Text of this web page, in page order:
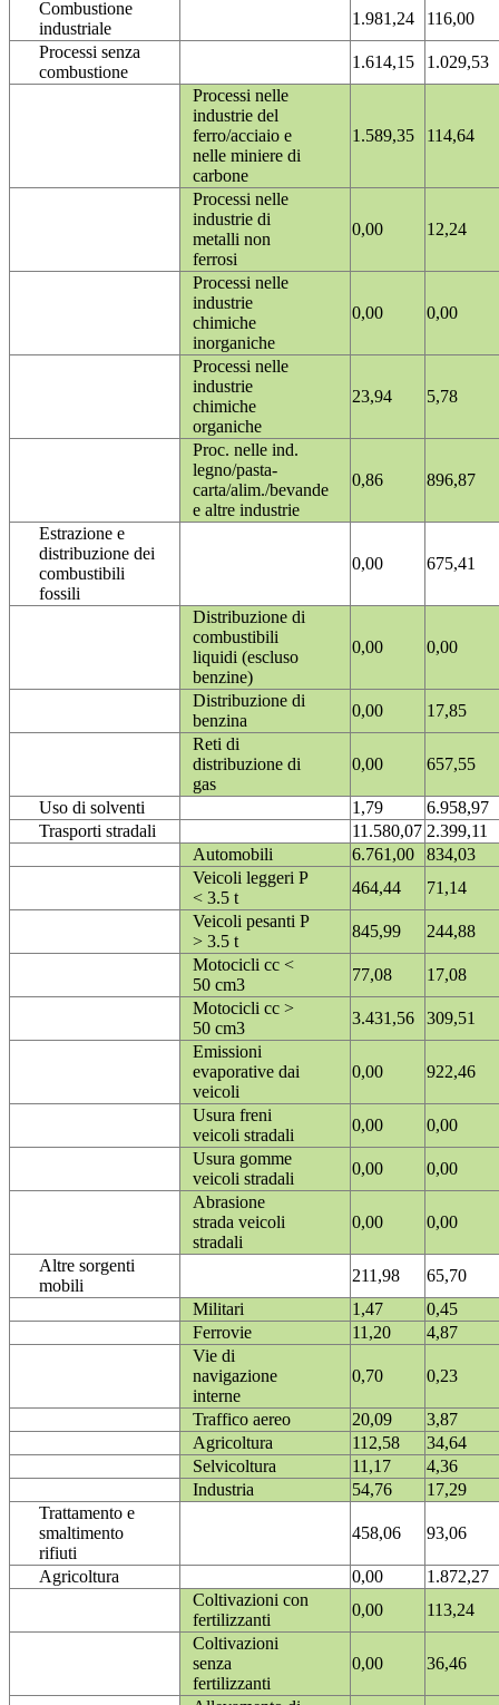
Combustione
industriale
1.981,24
116,00
Processi senza
combustione
1.614,15
1.029,53
Processi nelle
industrie del
ferro/acciaio e
nelle miniere di
carbone
1.589,35 114,64
Processi nelle
industrie di
metalli non
ferrosi
0,00 12,24
Processi nelle
industrie
chimiche
inorganiche
0,00 0,00
Processi nelle
industrie
chimiche
organiche
23,94 5,78
Proc. nelle ind.
legno/pasta-
carta/alim./bevande
e altre industrie
0,86 896,87
Estrazione e
distribuzione dei
combustibili
fossili
0,00 675,41
Distribuzione di
combustibili
liquidi (escluso
benzine)
0,00 0,00
Distribuzione di
benzina
0,00
17,85
Reti di
distribuzione di
gas
0,00 657,55
Uso di solventi 1,79
6.958,97
Trasporti stradali
11.580,07 2.399,11
Automobili
6.761,00
834,03
Veicoli leggeri P
< 3.5 t
464,44
71,14
Veicoli pesanti P
> 3.5 t
845,99
244,88
Motocicli cc <
50 cm3
77,08
17,08
Motocicli cc >
50 cm3
3.431,56
309,51
Emissioni
evaporative dai
veicoli
0,00 922,46
Usura freni
veicoli stradali
0,00
0,00
Usura gomme
veicoli stradali
0,00
0,00
Abrasione
strada veicoli
stradali
0,00 0,00
Altre sorgenti
mobili
211,98
65,70
Militari
1,47
0,45
Ferrovie
11,20
4,87
Vie di
navigazione
interne
0,70 0,23
Traffico aereo 20,09
3,87
Agricoltura
112,58
34,64
Selvicoltura
11,17
4,36
Industria
54,76
17,29
Trattamento e
smaltimento
rifiuti
458,06 93,06
Agricoltura 0,00
1.872,27
Coltivazioni con
fertilizzanti
0,00
113,24
Coltivazioni
senza
fertilizzanti
0,00 36,46